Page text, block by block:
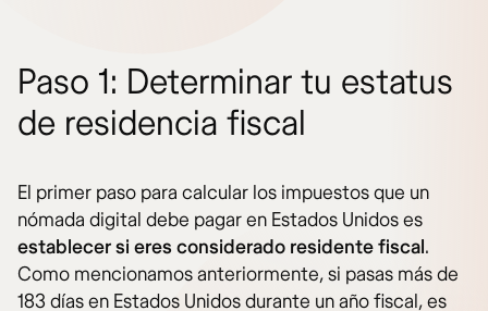
Paso 1: Determinar tu estatus
de residencia fiscal
El primer paso para calcular los impuestos que un
nómada digital debe pagar en Estados Unidos es
establecer si eres considerado residente fiscal.
Como mencionamos anteriormente, si pasas más de
183 días en Estados Unidos durante un año fiscal, es